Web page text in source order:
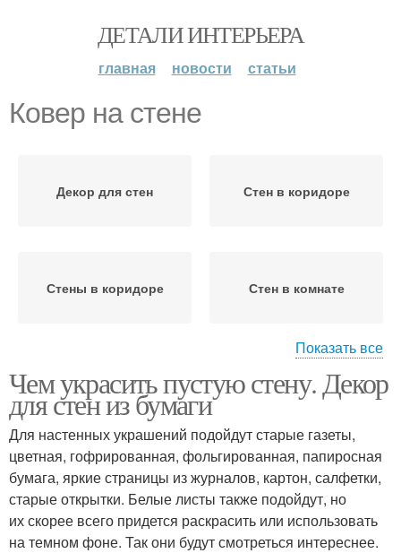
ДЕТАЛИ ИНТЕРЬЕРА
главная новости статьи
Ковер на стене
Декор для стен Стен в коридоре
Стены в коридоре Стен в комнате
Стен в квартире
Показать все
Чем украсить пустую стену. Декор
для стен из бумаги
Для настенных украшений подойдут старые газеты,
цветная, гофрированная, фольгированная, папиросная
бумага, яркие страницы из журналов, картон, салфетки,
старые открытки. Белые листы также подойдут, но
их скорее всего придется раскрасить или использовать
на темном фоне. Так они будут смотреться интереснее.